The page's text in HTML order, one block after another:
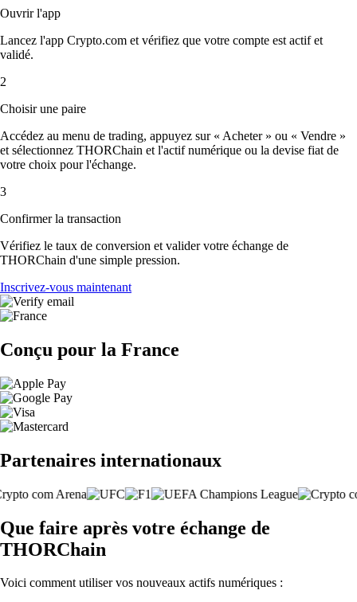
Ouvrir l'app
Lancez l'app Crypto.com et vérifiez que votre compte est actif et
validé.
2
Choisir une paire
Accédez au menu de trading, appuyez sur « Acheter » ou « Vendre »
et sélectionnez THORChain et l'actif numérique ou la devise fiat de
votre choix pour l'échange.
3
Confirmer la transaction
Vérifiez le taux de conversion et valider votre échange de
THORChain d'une simple pression.
Inscrivez-vous maintenant
Conçu pour la France
Partenaires internationaux
Que faire après votre échange de
THORChain
Voici comment utiliser vos nouveaux actifs numériques :